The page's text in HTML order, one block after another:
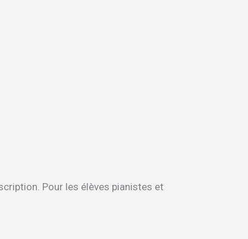
Pour les élèves pianistes et